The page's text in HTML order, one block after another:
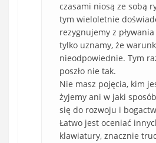
czasami niosą ze sobą
tym wieloletnie
rezygnujemy z
tylko uznamy, że
nieodpowiednie. Tym
poszło nie tak.
Nie masz pojęcia, kim
żyjemy ani w jaki
się do rozwoju i
Łatwo jest oceniać
klawiatury, znacznie